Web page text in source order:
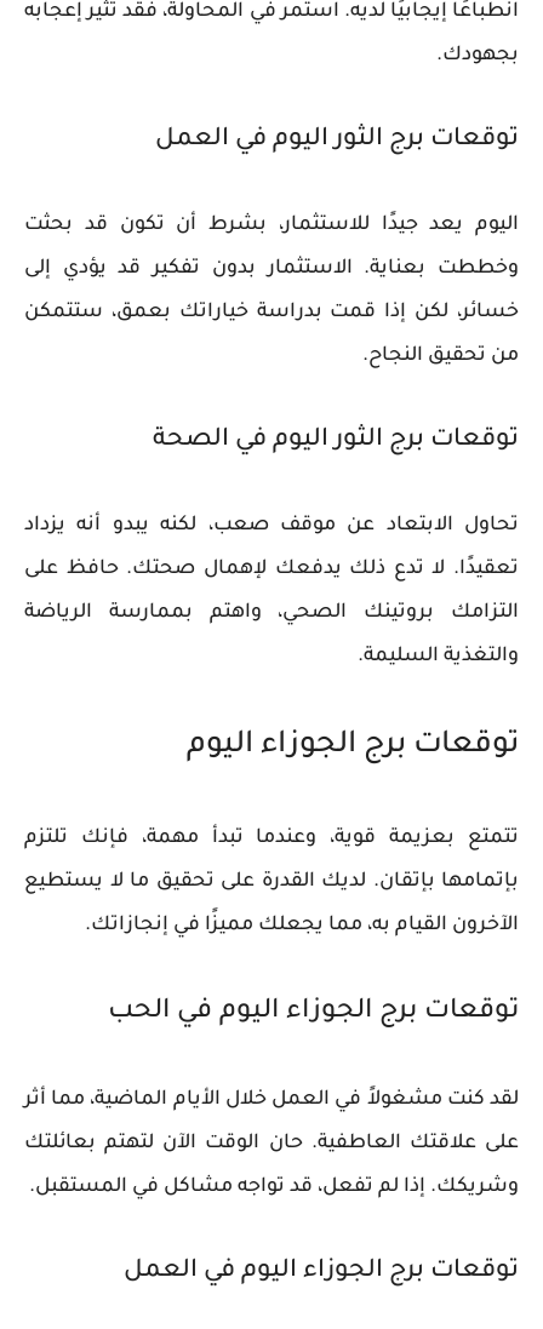
انطباعًا إيجابيًا لديه. استمر في المحاولة، فقد تثير إعجابه
بجهودك.
توقعات برج الثور اليوم في العمل
اليوم يعد جيدًا للاستثمار، بشرط أن تكون قد بحثت
وخططت بعناية. الاستثمار بدون تفكير قد يؤدي إلى
خسائر، لكن إذا قمت بدراسة خياراتك بعمق، ستتمكن
من تحقيق النجاح.
توقعات برج الثور اليوم في الصحة
تحاول الابتعاد عن موقف صعب، لكنه يبدو أنه يزداد
تعقيدًا. لا تدع ذلك يدفعك لإهمال صحتك. حافظ على
التزامك بروتينك الصحي، واهتم بممارسة الرياضة
والتغذية السليمة.
توقعات برج الجوزاء اليوم
تتمتع بعزيمة قوية، وعندما تبدأ مهمة، فإنك تلتزم
بإتمامها بإتقان. لديك القدرة على تحقيق ما لا يستطيع
الآخرون القيام به، مما يجعلك مميزًا في إنجازاتك.
توقعات برج الجوزاء اليوم في الحب
لقد كنت مشغولاً في العمل خلال الأيام الماضية، مما أثر
على علاقتك العاطفية. حان الوقت الآن لتهتم بعائلتك
وشريكك. إذا لم تفعل، قد تواجه مشاكل في المستقبل.
توقعات برج الجوزاء اليوم في العمل